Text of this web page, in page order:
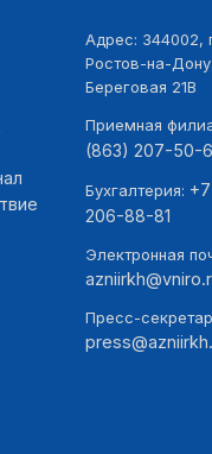
Адрес: 344002,
Ростов-на-
Береговая 21В
Приемная
(863) 207-50-
Бухгалтерия:
206-88-81
Электронная
Пресс-